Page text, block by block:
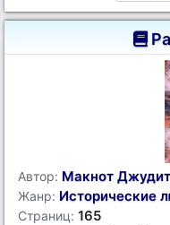
Автор: Макнот Джудит
Жанр: Исторические
Страниц: 165